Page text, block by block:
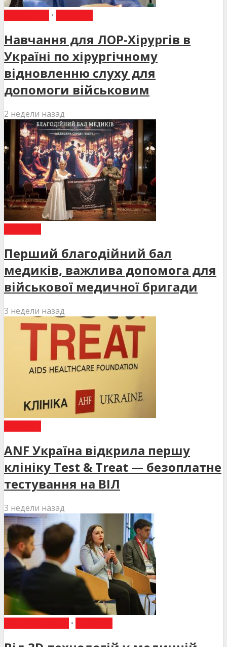
•
Навчання для ЛОР-Хірургів в
Україні по хірургічному
відновленню слуху для
допомоги військовим
2 недели назад
Перший благодійний бал
медиків, важлива допомога для
військової медичної бригади
3 недели назад
ANF Україна відкрила першу
клініку Test & Treat — безоплатне
тестування на ВІЛ
3 недели назад
•